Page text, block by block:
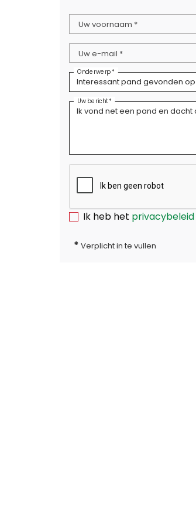
Uw voornaam *
Uw e-mail *
Onderwerp *
Uw bericht *
Ik heb het privacybeleid
* Verplicht in te vullen